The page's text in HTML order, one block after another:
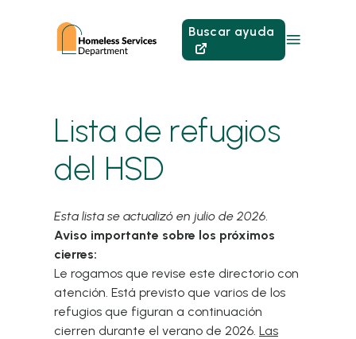
Buscar ayuda
Lista de refugios
del HSD
Esta lista se actualizó en julio de 2026.
Aviso importante sobre los próximos
cierres:
Le rogamos que revise este directorio con
atención. Está previsto que varios de los
refugios que figuran a continuación
cierren durante el verano de 2026. Las